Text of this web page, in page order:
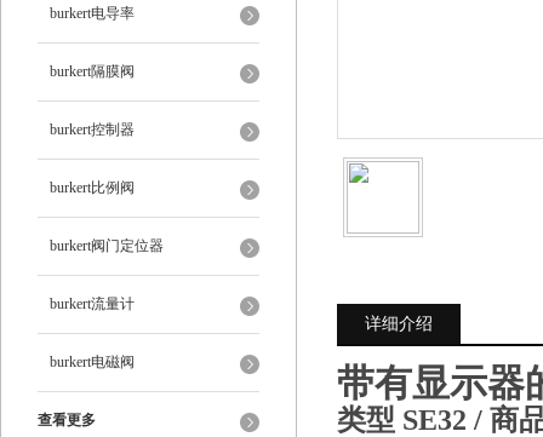
burkert电导率
burkert隔膜阀
burkert控制器
burkert比例阀
burkert阀门定位器
burkert流量计
burkert电磁阀
查看更多
详细介绍
带有显示器
类型 SE32 / 商